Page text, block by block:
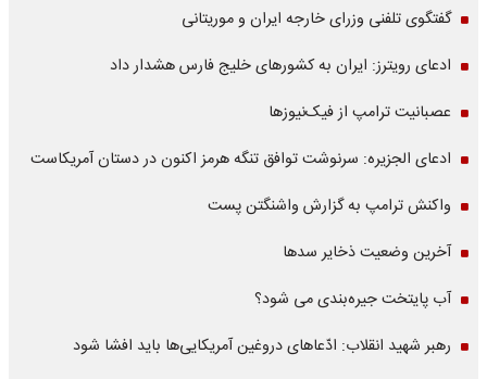
گفتگوی تلفنی وزرای خارجه ایران و موریتانی
ادعای رویترز: ایران به کشورهای خلیج فارس هشدار داد
عصبانیت ترامپ از فیک‌نیوزها
ادعای الجزیره: سرنوشت توافق تنگه هرمز اکنون در دستان آمریکاست
واکنش ترامپ به گزارش واشنگتن پست
آخرین وضعیت ذخایر سدها
آب پایتخت جیره‌بندی می شود؟
رهبر شهید انقلاب: ادّعاهای دروغین آمریکایی‌ها باید افشا شود